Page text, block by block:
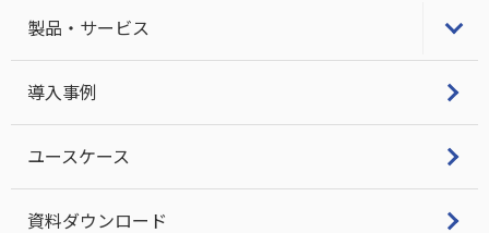
製品・サービス
LINBITクラスタスタック・サポート
導入事例
ユースケース
資料ダウンロード